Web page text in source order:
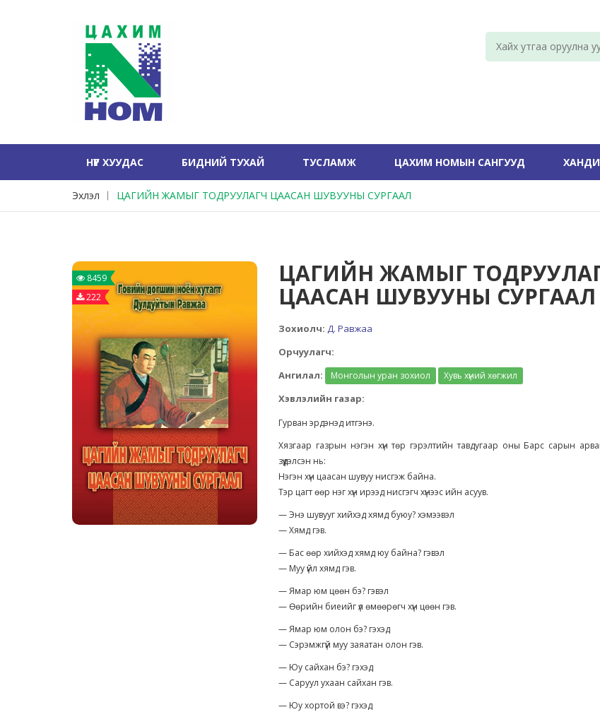
НҮҮР ХУУДАС БИДНИЙ ТУХАЙ ТУСЛАМЖ ЦАХИМ НОМЫН САНГУУД
Эхлэл ЦАГИЙН ЖАМЫГ ТОДРУУЛАГЧ ЦААСАН ШУВУУНЫ СУРГААЛ
8459
222
ЦАГИЙН ЖАМЫГ
ЦААСАН ШУВУУНЫ СУРГААЛ
Зохиолч: Д. Равжаа
Орчуулагч:
Ангилал:
Монголын уран зохиол Хувь хүний хөгжил
Хэвлэлийн газар:
Гурван эрдэнэд итгэнэ.
Хязгаар газрын нэгэн хүн төр гэрэлтийн тавдугаар оны Барс сарын
зүүдэлсэн нь:
Нэгэн хүн цаасан шувуу нисгэж байна.
Тэр цагт өөр нэг хүн ирээд нисгэгч хүнээс ийн асуув.
— Энэ шувууг хийхэд хямд буюу? хэмээвэл
— Хямд гэв.
— Бас өөр хийхэд хямд юу байна? гэвэл
— Муу үйл хямд гэв.
— Ямар юм цөөн бэ? гэвэл
— Өөрийн биеийг үл өмөөрөгч хүн цөөн гэв.
— Ямар юм олон бэ? гэхэд
— Сэрэмжгүй муу заяатан олон гэв.
— Юу сайхан бэ? гэхэд
— Саруул ухаан сайхан гэв.
— Юу хортой вэ? гэхэд